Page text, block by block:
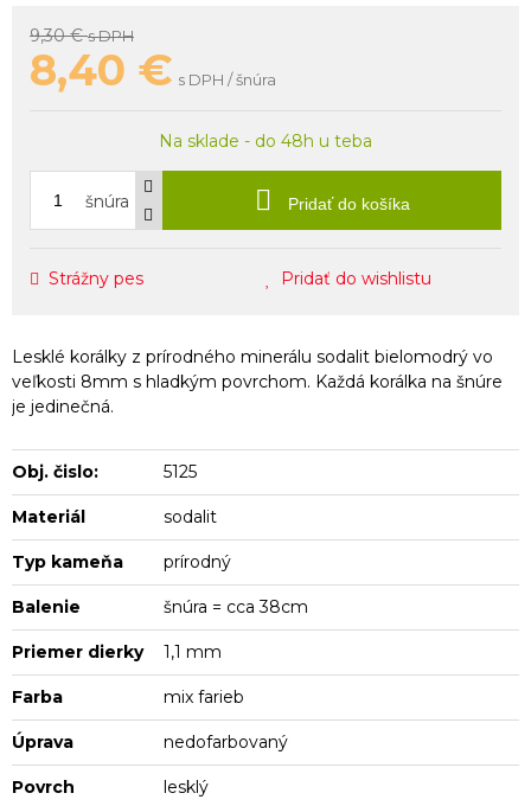
9,30 €s DPH
8,40 € s DPH / šnúra
Na sklade - do 48h u teba
šnúra Pridať do košíka
Strážny pes Pridať do wishlistu
Lesklé korálky z prírodného minerálu sodalit bielomodrý vo
veľkosti 8mm s hladkým povrchom. Každá korálka na šnúre
je jedinečná.
Obj. čislo: 5125
Materiál sodalit
Typ kameňa prírodný
Balenie šnúra = cca 38cm
Priemer dierky 1,1 mm
Farba mix farieb
Úprava nedofarbovaný
Povrch lesklý